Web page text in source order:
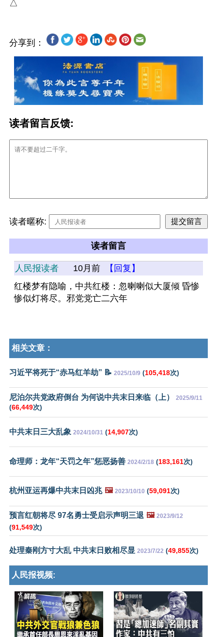
分享到：
读者留言反馈:
读者暱称:
读者留言
人民报读者 10月前
【回复】
红楼梦有隐喻，中共红楼：忽喇喇似大厦倾 昏惨
惨似灯将尽。邪党党亡二六年
相关文章：
习近平将死于“赤马红羊劫” 📝 2025/10/9 (105,418次)
尼泊尔共党政府倒台 为何说中共末日来临（上） 2025/9/11
(66,449次)
中共末日三大乱象 2024/10/31 (14,907次)
命理师：龙年“天罚之年”惩恶扬善 2024/2/18 (183,161次)
杭州亚运再爆中共末日凶兆 🖼️ 2023/10/10 (59,091次)
预言红朝将尽 97名勇士受启示声明三退 🖼️ 2023/9/12
(91,549次)
处理秦刚方寸大乱 中共末日败相尽显 2023/7/22 (49,855次)
人民报视频: